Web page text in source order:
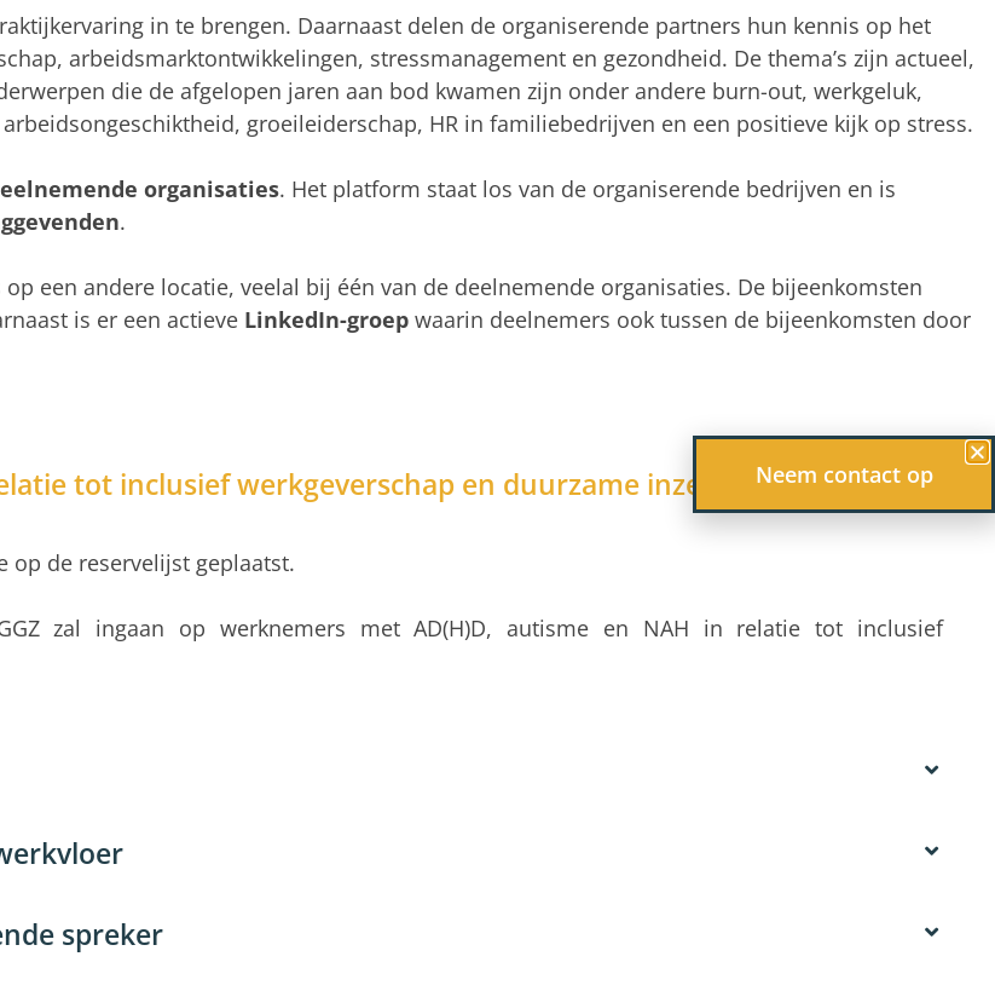
in te brengen. Daarnaast delen de organiserende partners hun kennis op het
arbeidsmarktontwikkelingen, stressmanagement en gezondheid. De thema’s zijn actueel,
die de afgelopen jaren aan bod kwamen zijn onder andere burn-out, werkgeluk,
groeileiderschap, HR in familiebedrijven en een positieve kijk op stress.
organisaties. Het platform staat los van de organiserende bedrijven en is
.
een andere locatie, veelal bij één van de deelnemende organisaties. De bijeenkomsten
is er een actieve LinkedIn-groep waarin deelnemers ook tussen de bijeenkomsten door
tot inclusief werkgeverschap en duurzame inzetbaarheid
op de reservelijst geplaatst.
zal ingaan op werknemers met AD(H)D, autisme en NAH in relatie tot inclusief
spreker
Neem contact op